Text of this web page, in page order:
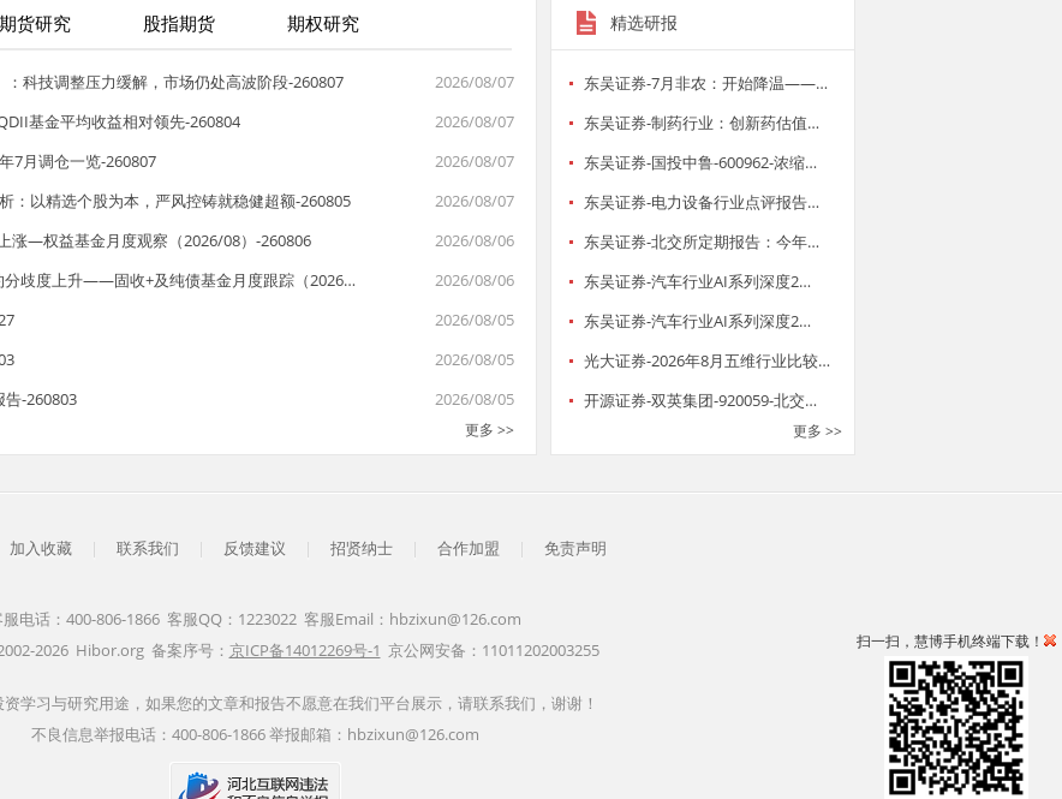
期货研究 股指期货 期权研究
科技调整压力缓解，市场仍处高波阶段-260807
2026/08/07
基金平均收益相对领先-260804
2026/08/07
7月调仓一览-260807
2026/08/07
：以精选个股为本，严风控铸就稳健超额-260805
2026/08/07
涨—权益基金月度观察（2026/08）-260806
2026/08/06
分歧度上升——固收+及纯债基金月度跟踪（2026…
2026/08/06
2026/08/05
2026/08/05
-260803
2026/08/05
更多 >>
精选研报
东吴证券-7月非农：开始降温——…
东吴证券-制药行业：创新药估值…
东吴证券-国投中鲁-600962-浓缩…
东吴证券-电力设备行业点评报告…
东吴证券-北交所定期报告：今年…
东吴证券-汽车行业AI系列深度2…
东吴证券-汽车行业AI系列深度2…
光大证券-2026年8月五维行业比较…
开源证券-双英集团-920059-北交…
更多 >>
加入收藏 | 联系我们 | 反馈建议 | 招贤纳士 | 合作加盟 | 免责声明
服电话：400-806-1866 客服QQ：1223022 客服Email：hbzixun@126.com
2026 Hibor.org 备案序号： 京ICP备14012269号-1 京公网安备：11011202003255
学习与研究用途，如果您的文章和报告不愿意在我们平台展示，请联系我们，谢谢！
不良信息举报电话：400-806-1866 举报邮箱：hbzixun@126.com
扫一扫，慧博手机终端下载！